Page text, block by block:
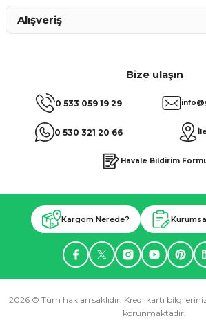
Bize ulaşın
0 533 059 19 29
0 530 321 20 66
Havale Bildirim
Alışveriş
Kargom Nerede?
2026 © Tüm hakları saklıdır. Kredi kartı
korunmaktadır.